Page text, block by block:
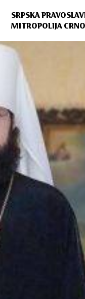
SRPSKA
MITROPOLIJA